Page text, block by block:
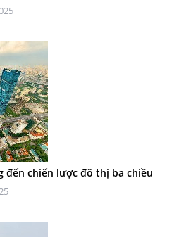
đến chiến lược đô thị ba chiều